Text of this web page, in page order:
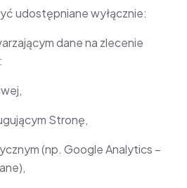
udostępniane wyłącznie:
dane na zlecenie
Stronę,
(np. Google Analytics –